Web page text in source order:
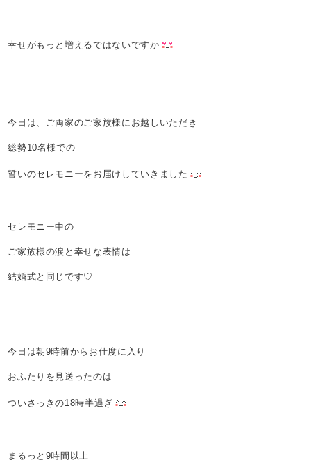
幸せがもっと増えるではないですか
今日は、ご両家のご家族様にお越しいただき
総勢10名様での
誓いのセレモニーをお届けしていきました
セレモニー中の
ご家族様の涙と幸せな表情は
結婚式と同じです♡
今日は朝9時前からお仕度に入り
おふたりを見送ったのは
ついさっきの18時半過ぎ
まるっと9時間以上